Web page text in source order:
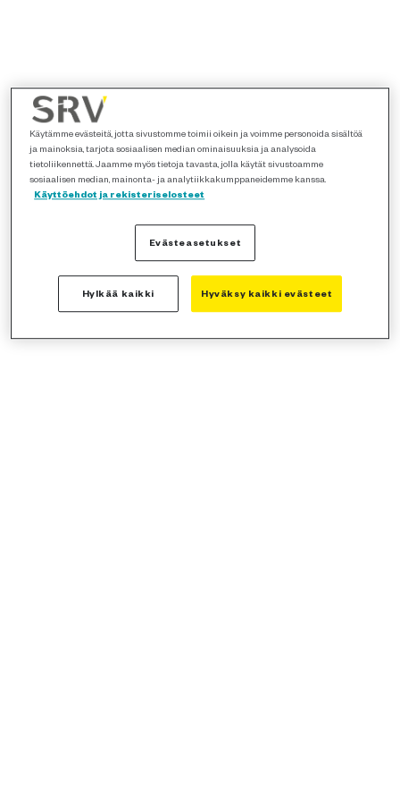
Käytämme evästeitä, jotta sivustomme toimii oikein ja voimme personoida sisältöä
ja mainoksia, tarjota sosiaalisen median ominaisuuksia ja analysoida
tietoliikennettä. Jaamme myös tietoja tavasta, jolla käytät sivustoamme
sosiaalisen median, mainonta- ja analytiikkakumppaneidemme kanssa.
Käyttöehdot ja rekisteriselosteet
Evästeasetukset
Hylkää kaikki Hyväksy kaikki evästeet